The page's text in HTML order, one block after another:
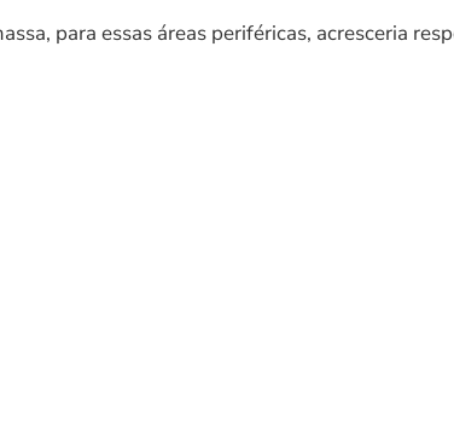
para essas áreas periféricas, acresceria